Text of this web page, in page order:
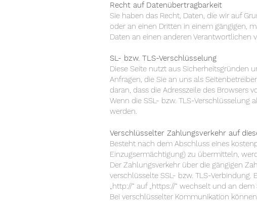
Recht auf Datenübertragbarkeit
Sie haben das Recht, Daten, die wir auf
oder an einen Dritten in einem gängigen,
Daten an einen anderen Verantwortlichen
SL- bzw. TLS-Verschlüsselung
Diese Seite nutzt aus Sicherheitsgründen
Anfragen, die Sie an uns als
daran, dass die Adresszeile des Browsers
Wenn die SSL- bzw. TLS-
werden.
Verschlüsselter Zahlungsverkehr auf
Besteht nach dem Abschluss eines
Einzugsermächtigung) zu übermitteln,
Der Zahlungsverkehr über die gängigen
verschlüsselte SSL- bzw. TLS-Verbindung.
„http://“ auf „https://“ wechselt und an
Bei verschlüsselter Kommunikation